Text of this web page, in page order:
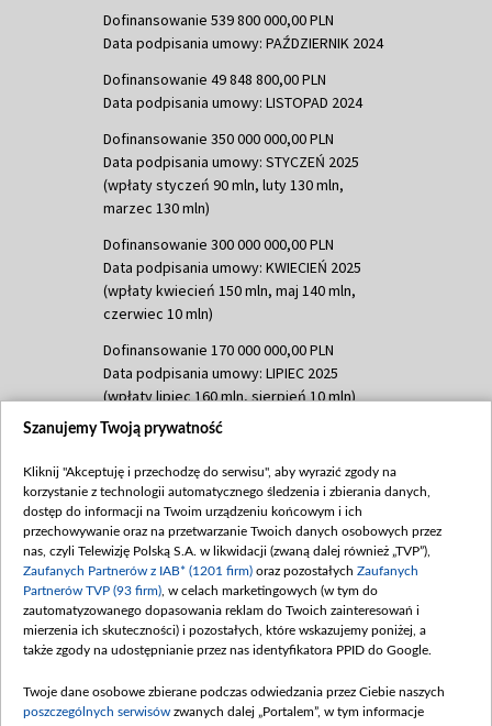
Dofinansowanie 539 800 000,00 PLN
Data podpisania umowy: PAŹDZIERNIK 2024
Dofinansowanie 49 848 800,00 PLN
Data podpisania umowy: LISTOPAD 2024
Dofinansowanie 350 000 000,00 PLN
Data podpisania umowy: STYCZEŃ 2025
(wpłaty styczeń 90 mln, luty 130 mln,
marzec 130 mln)
Dofinansowanie 300 000 000,00 PLN
Data podpisania umowy: KWIECIEŃ 2025
(wpłaty kwiecień 150 mln, maj 140 mln,
czerwiec 10 mln)
Dofinansowanie 170 000 000,00 PLN
Data podpisania umowy: LIPIEC 2025
(wpłaty lipiec 160 mln, sierpień 10 mln)
Dofinansowanie 60 000 000,00 PLN
(wpłata wrzesień 60 mln)
Dofinansowanie 635 783 051,21 PLN
Data podpisania umowy: WRZESIEŃ 2025
(wpłata wrzesień 100 mln, październik 350
mln, listopad 265 mln)
Dofinansowanie 48 862 000,00 PLN
Data podpisania umowy: GRUDZIEŃ 2025
Dofinansowanie 900 000 000,00 PLN
Szanujemy Twoją prywatność
Kliknij "Akceptuję i przechodzę do serwisu", aby wyrazić zgody na
korzystanie z technologii automatycznego śledzenia i zbierania danych,
dostęp do informacji na Twoim urządzeniu końcowym i ich
przechowywanie oraz na przetwarzanie Twoich danych osobowych przez
nas, czyli Telewizję Polską S.A. w likwidacji (zwaną dalej również „TVP”),
Zaufanych Partnerów z IAB* (1201 firm) oraz pozostałych Zaufanych
Partnerów TVP (93 firm) , w celach marketingowych (w tym do
zautomatyzowanego dopasowania reklam do Twoich zainteresowań i
mierzenia ich skuteczności) i pozostałych, które wskazujemy poniżej, a
także zgody na udostępnianie przez nas identyfikatora PPID do Google.
Twoje dane osobowe zbierane podczas odwiedzania przez Ciebie naszych
poszczególnych serwisów zwanych dalej „Portalem”, w tym informacje